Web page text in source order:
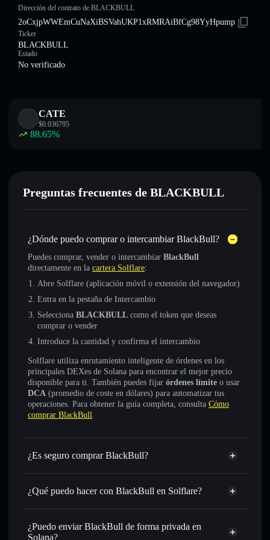
Dirección del contrato de BLACKBULL
2oCxjpWWEmCuNaXiBSVahUKP1xRMRAiBfCg98YyHpump
Ticker
BLACKBULL
Estado
No verificado
CATE
$0.036795
88.65%
Preguntas frecuentes de BLACKBULL
¿Dónde puedo comprar o intercambiar BlackBull?
Puedes comprar, vender o intercambiar BlackBull
directamente en la cartera Solflare:
Abre Solflare (aplicación móvil o extensión del navegador)
Entra en la pestaña de Intercambio
Selecciona BLACKBULL como el token que deseas
comprar o vender
Introduce la cantidad y confirma el intercambio
Solflare utiliza enrutamiento inteligente de órdenes en los
principales DEXes de Solana para encontrar el mejor precio
disponible para ti. También puedes fijar órdenes límite o usar
DCA (promedio de coste en dólares) para automatizar tus
operaciones. Para obtener la guía completa, consulta Cómo
comprar BlackBull.
¿Es seguro comprar BlackBull?
BlackBull no está verificado
¿Qué puedo hacer con BlackBull en Solflare?
BlackBull
cartera de Solflare
Intercambiar al instante: operar con BLACKBULL para
SOL, USDC o miles de otros tokens de Solana con
¿Puedo enviar BlackBull de forma privada en
Solana?